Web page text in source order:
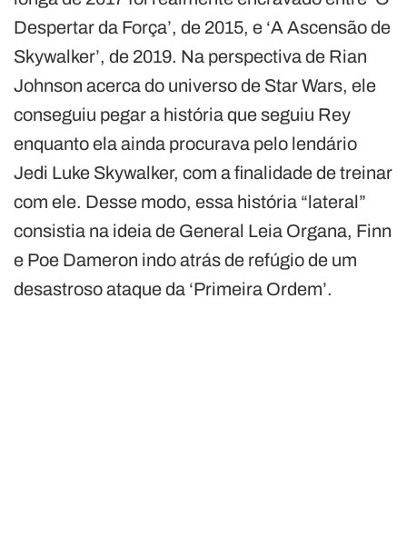
Despertar da Força’, de 2015, e ‘A Ascensão de
Skywalker’, de 2019. Na perspectiva de Rian
Johnson acerca do universo de Star Wars, ele
conseguiu pegar a história que seguiu Rey
enquanto ela ainda procurava pelo lendário
Jedi Luke Skywalker, com a finalidade de treinar
com ele. Desse modo, essa história “lateral”
consistia na ideia de General Leia Organa, Finn
e Poe Dameron indo atrás de refúgio de um
desastroso ataque da ‘Primeira Ordem’.